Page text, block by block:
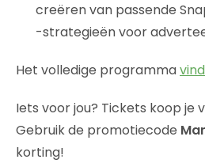
creëren van passende
-strategieën voor
Het volledige programma
Iets voor jou? Tickets koop je
Gebruik de promotiecode
korting!